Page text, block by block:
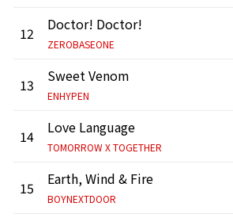
12 Doctor! Doctor!
ZEROBASEONE
13 Sweet Venom
ENHYPEN
14 Love Language
TOMORROW X TOGETHER
15 Earth, Wind & Fire
BOYNEXTDOOR